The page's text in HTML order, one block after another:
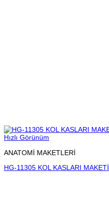
Hızlı Görünüm
ANATOMİ MAKETLERİ
HG-11305 KOL KASLARI MAKETİ